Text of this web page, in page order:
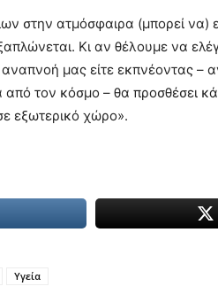
στην ατμόσφαιρα (μπορεί να)
Κι αν θέλουμε να
μας είτε εκπνέοντας –
τον κόσμο – θα προσθέσει
εξωτερικό χώρο».
Υγεία